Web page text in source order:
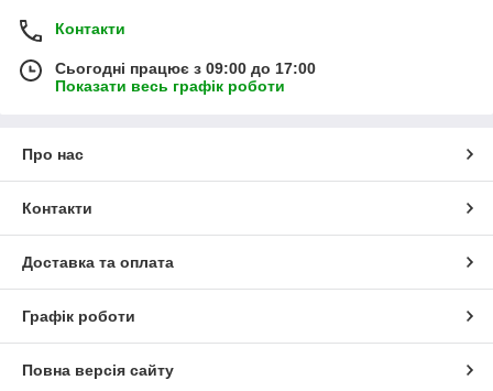
Контакти
Сьогодні працює з 09:00 до 17:00
Показати весь графік роботи
Про нас
Контакти
Доставка та оплата
Графік роботи
Повна версія сайту